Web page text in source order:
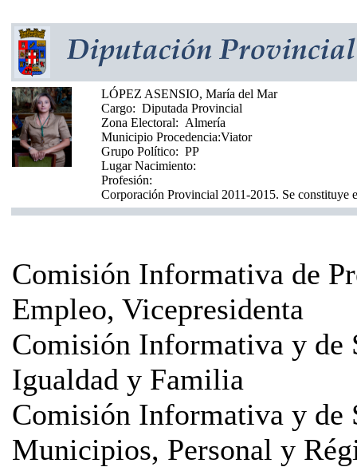
LÓPEZ ASENSIO, María del Mar
Cargo: Diputada Provincial
Zona Electoral: Almería
Municipio Procedencia:Viator
Grupo Político: PP
Lugar Nacimiento:
Profesión:
Corporación Provincial 2011-2015. Se constituye
Comisión Informativa de
Empleo, Vicepresidenta
Comisión Informativa y de
Igualdad y Familia
Comisión Informativa y de
Municipios, Personal y